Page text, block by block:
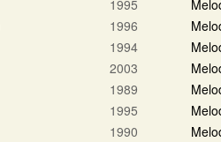
1995
1996
1994
2003
1989
1995
1990